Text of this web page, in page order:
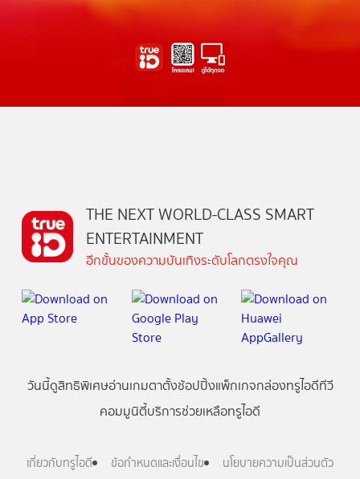
THE NEXT WORLD-CLASS SMART
ENTERTAINMENT
อีกขั้นของความบันเทิงระดับโลกตรงใจคุณ
วันนี้ดูสิทธิพิเศษอ่านเกมตาตั้งช้อปปิ้งแพ็กเกจกล่องทรูไอดีทีวี
คอมมูนิตี้บริการช่วยเหลือทรูไอดี
เกี่ยวกับทรูไอดี ข้อกำหนดและเงื่อนไข นโยบายความเป็นส่วนตัว